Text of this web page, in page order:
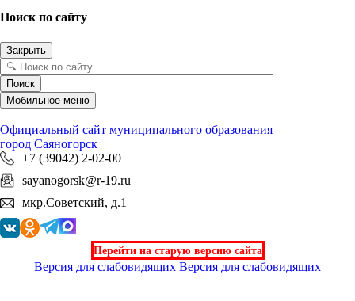
Поиск по сайту
Закрыть
Поиск
Мобильное меню
Официальный сайт муниципального образования
город Саяногорск
+7 (39042) 2-02-00
sayanogorsk@r-19.ru
мкр.Советский, д.1
Перейти на старую версию сайта
Версия для слабовидящих Версия для слабовидящих